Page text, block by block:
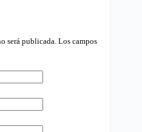
será publicada. Los campos